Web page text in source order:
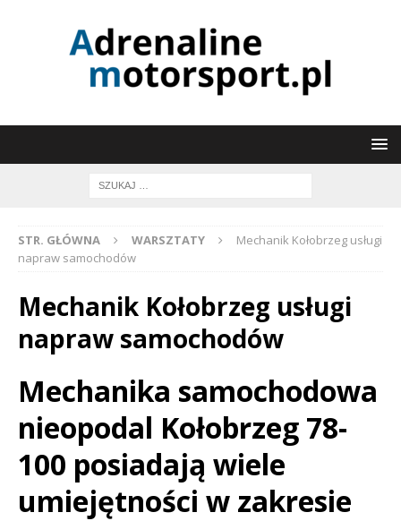
STR. GŁÓWNA WARSZTATY
Mechanik Kołobrzeg usługi
napraw samochodów
Mechanik Kołobrzeg usługi
napraw samochodów
Mechanika samochodowa
nieopodal Kołobrzeg 78-
100 posiadają wiele
umiejętności w zakresie